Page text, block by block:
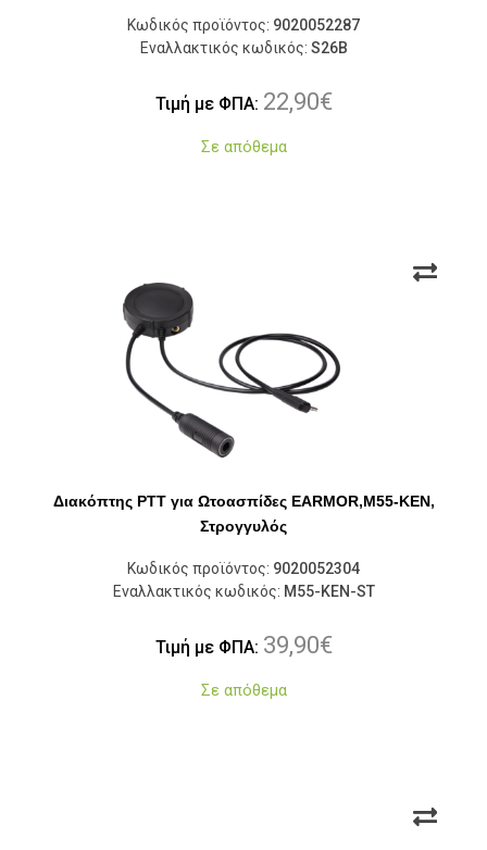
Κωδικός προϊόντος: 9020052287
Εναλλακτικός κωδικός: S26B
Τιμή με ΦΠΑ: 22,90€
Σε απόθεμα
Διακόπτης PTT για Ωτοασπίδες EARMOR,M55-KEN,
Στρογγυλός
Κωδικός προϊόντος: 9020052304
Εναλλακτικός κωδικός: M55-KEN-ST
Τιμή με ΦΠΑ: 39,90€
Σε απόθεμα